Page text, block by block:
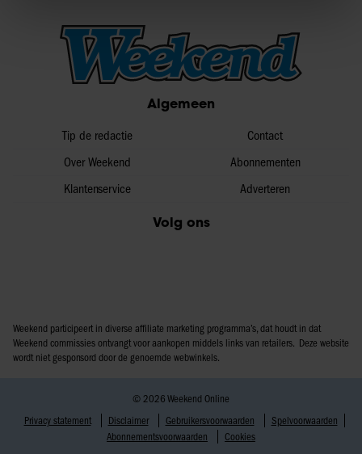
We gebruiken cookies om content en advertenties te
personaliseren, om functies voor social media te bieden
en om ons websiteverkeer te analyseren. Ook delen we
informatie over uw gebruik van onze site met onze
partners voor social media, adverteren en analyse. Deze
informatie die u aan ze heeft verstrekt of die ze hebben
verzameld op basis van uw gebruik van hun services. U
Algemeen
Tip de redactie
Over Weekend
Klantenservice
Contact
Abonnementen
Adverteren
Volg ons
Weekend participeert in diverse affiliate marketing programma’s, dat houdt in dat
Weekend commissies ontvangt voor aankopen middels links van retailers. Deze website
wordt niet gesponsord door de genoemde webwinkels.
© 2026 Weekend Online
Privacy statement
Disclaimer Gebruikersvoorwaarden
Spelvoorwaarden
Abonnementsvoorwaarden
Cookies